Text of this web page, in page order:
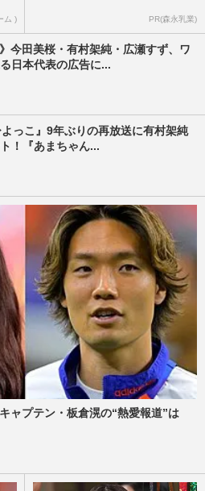
ム ) PR(森永乳業)
今田美桜・有村架純・広瀬すず、ワ
日本代表の広告に...
っこ』9年ぶりの再放送に有村架純
！『あまちゃん...
ャプテン・板倉滉の“熱愛報道”は